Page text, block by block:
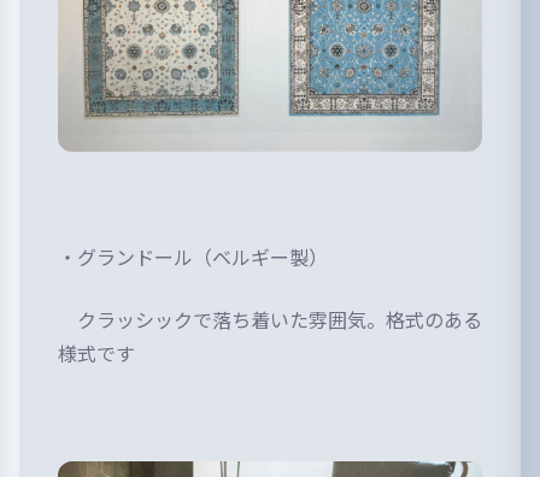
・グランドール（ベルギー製）
クラッシックで落ち着いた雰囲気。格式のある
様式です